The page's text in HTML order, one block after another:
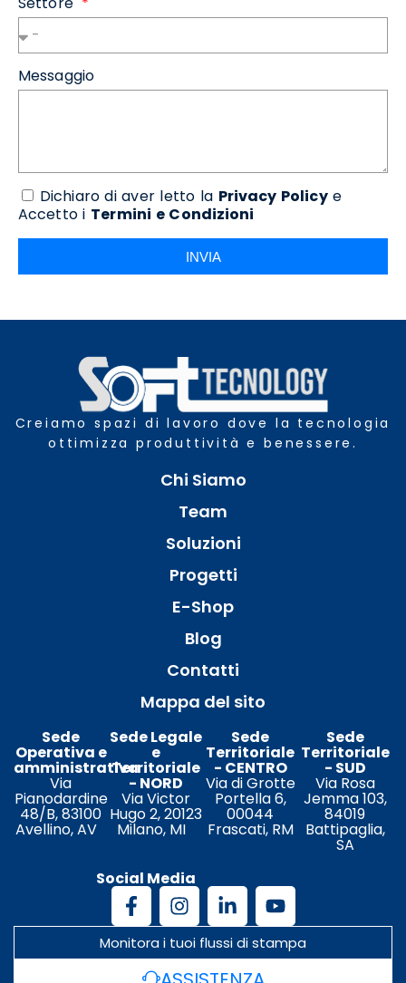
Messaggio
Dichiaro di aver letto la Privacy Policye
Accetto i Termini e Condizioni
INVIA
Creiamo spazi di lavoro dove la tecnologia
ottimizza produttività e benessere.
Chi Siamo
Team
Soluzioni
Progetti
E-Shop
Blog
Contatti
Mappa del sito
Sede
Operativa e
amministrativa
Via
Pianodardine
48/B, 83100
Avellino, AV
Sede Legale
e
Territoriale
- NORD
Via Victor
Hugo 2, 20123
Milano, MI
Sede
Territoriale
- CENTRO
Via di Grotte
Portella 6,
00044
Frascati, RM
Sede
Territoriale
- SUD
Via Rosa
Jemma 103,
84019
Battipaglia,
SA
Social Media
Monitora i tuoi flussi di stampa